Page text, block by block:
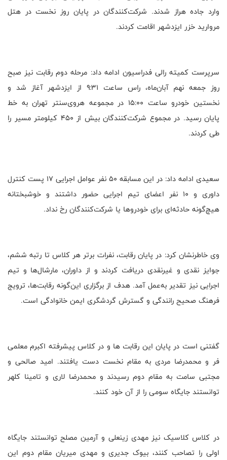
وارد جاده هراز شدند. شرکت‌کنندگان در پایان روز نخست در هتل
مروارید خزر ایزدشهر اقامت کردند.
سرپرست کمیته رالی فدراسیون ادامه داد: مرحله دوم رقابت نیز صبح
روز جمعه نهم آبان‌ماه، راس ساعت ۹:۳۱ از ایزدشهر آغاز شد و
نخستین خودرو ساعت ۱۵:۰۰ در مجموعه هروی‌سنتر تهران به خط
پایان رسید. در مجموع شرکت‌کنندگان بیش از ۴۵۰ کیلومتر مسیر را
طی کردند.
سعیدی ادامه داد: در این مسابقه ۵۰ نفر عوامل اجرایی ۱۷ پست کنترل
داوری و ۱۰ نفر اعضای تیم اجرایی حضور داشتند و خوشبختانه
هیچ‌گونه حادثه‌ای برای خودروها یا شرکت‌کنندگان رخ نداد.
وی خاطرنشان کرد: در پایان رقابت، نفرات برتر هر کلاس تا رتبه ششم،
جوایز نقدی و غیرنقدی دریافت کردند و از داوران، مارشال‌ها و تیم
اجرایی نیز تقدیر به‌عمل آمد. هدف از برگزاری این‌گونه رقابت‌ها، ترویج
فرهنگ صحیح رانندگی و گسترش گردشگری ایمن خانوادگی است.
گفتنی است در پایان این رقابت ها و در کلاس پیشرفته اکبرم معلمی
فر و محمدرضا مردی به مقام نخست دست یافتند. امید صالحی و
مجتبی سامت به مقام دوم رسیدند و محمدرضا لاری و تامینا کلهر
توانستند جایگاه سومی را از آن خود کنند.
در کلاس کلاسیک نیز مهدی زینعلی و آرمین مصلح توانستند جایگاه
اولی را تصاحب کنند، بیوک جدیری و مهدی میریان مقام دوم این